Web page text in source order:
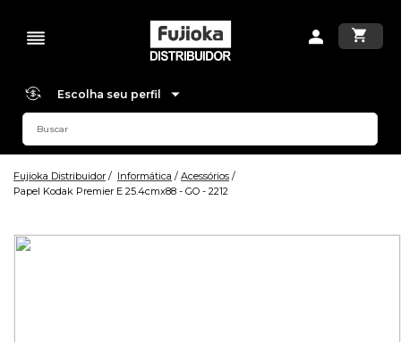
Escolha seu perfil
Fujioka Distribuidor Informática
Acessórios
Papel Kodak Premier E 25.4cmx88 - GO - 2212